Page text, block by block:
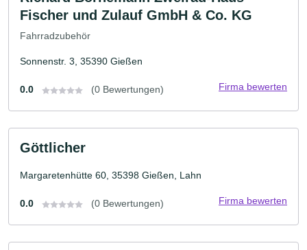
Fischer und Zulauf GmbH & Co. KG
Fahrradzubehör
Sonnenstr. 3, 35390 Gießen
0.0 (0 Bewertungen) Firma bewerten
Göttlicher
Margaretenhütte 60, 35398 Gießen, Lahn
0.0 (0 Bewertungen) Firma bewerten